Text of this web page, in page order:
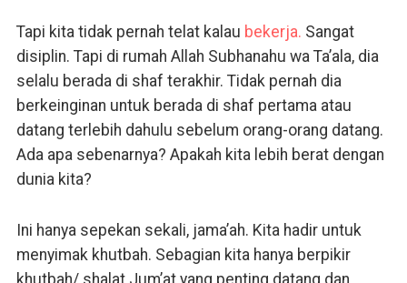
Tapi kita tidak pernah telat kalau bekerja. Sangat
disiplin. Tapi di rumah Allah Subhanahu wa Ta’ala, dia
selalu berada di shaf terakhir. Tidak pernah dia
berkeinginan untuk berada di shaf pertama atau
datang terlebih dahulu sebelum orang-orang datang.
Ada apa sebenarnya? Apakah kita lebih berat dengan
dunia kita?
Ini hanya sepekan sekali, jama’ah. Kita hadir untuk
menyimak khutbah. Sebagian kita hanya berpikir